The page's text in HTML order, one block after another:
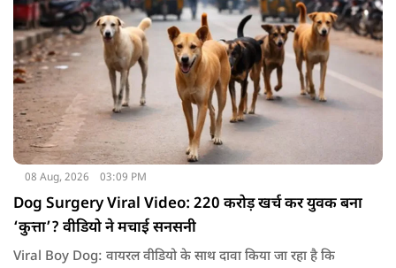
08 Aug, 2026 03:09 PM
Dog Surgery Viral Video: 220 करोड़ खर्च कर युवक बना
‘कुत्ता’? वीडियो ने मचाई सनसनी
Viral Boy Dog: वायरल वीडियो के साथ दावा किया जा रहा है कि